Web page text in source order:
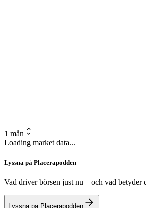
1 mån
Loading market data...
Lyssna på Placerapodden
Vad driver börsen just nu – och vad betyder
Lyssna på Placerapodden